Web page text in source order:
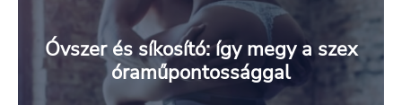
Óvszer és síkosító: így megy a szex
óraműpontossággal